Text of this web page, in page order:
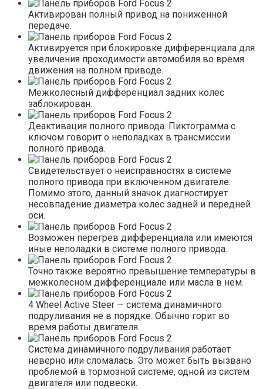
Активирован полный привод на пониженной
передаче.
Активируется при блокировке дифференциала для
увеличения проходимости автомобиля во время
движения на полном приводе.
Межколесный дифференциал задних колес
заблокирован.
Деактивация полного привода. Пиктограмма с
ключом говорит о неполадках в трансмиссии
полного привода.
Свидетельствует о неисправностях в системе
полного привода при включенном двигателе.
Помимо этого, данный значок диагностирует
несовпадение диаметра колес задней и передней
оси.
Возможен перегрев дифференциала или имеются
иные неполадки в системе полного привода.
Точно также вероятно превышение температуры в
межколесном дифференциале или масла в нем.
4 Wheel Active Steer — система динамичного
подруливания не в порядке. Обычно горит во
время работы двигателя.
Система динамичного подруливания работает
неверно или сломалась. Это может быть вызвано
проблемой в тормозной системе, одной из систем
двигателя или подвески.